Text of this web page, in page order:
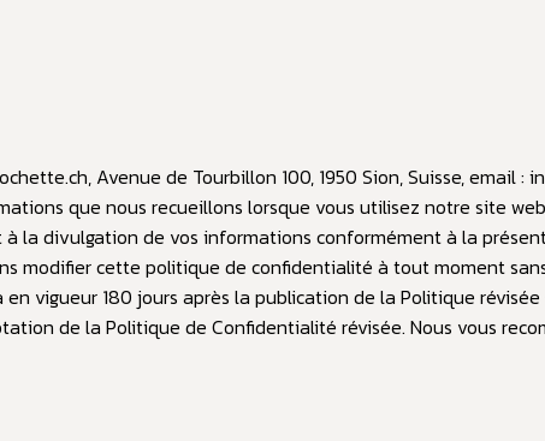
Avenue de Tourbillon 100, 1950 Sion, Suisse, email :
que nous recueillons lorsque vous utilisez notre site
la divulgation de vos informations conformément à la
modifier cette politique de confidentialité à tout moment
vigueur 180 jours après la publication de la Politique
de la Politique de Confidentialité révisée. Nous vous